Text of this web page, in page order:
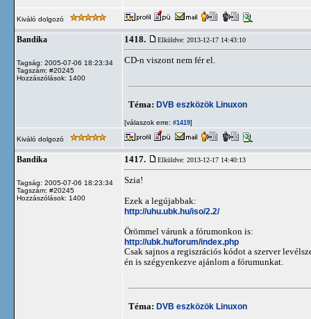
Kiváló dolgozó
Bandika
Tagság: 2005-07-06 18:23:34
Tagszám: #20245
Hozzászólások: 1400
1418. Elküldve: 2013-12-17 14:43:10
CD-n viszont nem fér el.
Téma: DVB eszközök Linuxon
[válaszok erre: #1419]
Kiváló dolgozó
Bandika
Tagság: 2005-07-06 18:23:34
Tagszám: #20245
Hozzászólások: 1400
1417. Elküldve: 2013-12-17 14:40:13
Szia!
Ezek a legújabbak:
http://uhu.ubk.hu/iso/2.2/
Örömmel várunk a fórumonkon is:
http://ubk.hu/forum/index.php
Csak sajnos a regiszrációs kódot a szerver
én is szégyenkezve ajánlom a fórumunkat.
Téma: DVB eszközök Linuxon